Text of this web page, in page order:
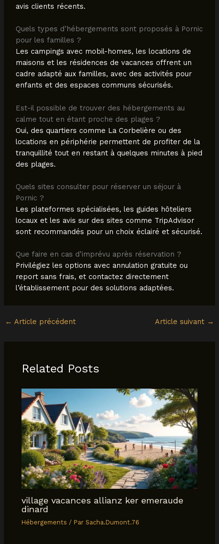
avis clients récents.
Quels types d’hébergements sont proposés à Pornic
pour les familles ?
Les campings avec mobil-homes, les locations de
maisons et les résidences de vacances offrent un
cadre adapté aux familles, avec des activités pour
enfants et des espaces communs sécurisés.
Est-il possible de trouver des hébergements au
calme tout en étant proche des plages ?
Oui, des quartiers comme La Corbelière ou des
locations en périphérie permettent de profiter de la
tranquillité tout en restant à quelques minutes à pied
des plages.
Quels sites consulter pour réserver un séjour à
Pornic ?
Les plateformes spécialisées, les guides hôteliers
locaux et les avis sur des sites comme TripAdvisor
sont recommandés pour un choix éclairé et sécurisé.
Que faire en cas d’imprévu après réservation ?
Privilégiez les options avec annulation gratuite ou
report sans frais, et contactez directement
l’établissement pour des solutions adaptées.
← Article précédent Article suivant →
Related Posts
village vacances allianz ker emeraude
dinard
Hébergements / ParSacha.Dumont.76